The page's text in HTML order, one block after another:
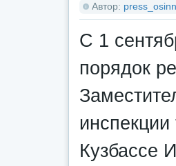
Автор:
С 1
порядок
Кузбассе